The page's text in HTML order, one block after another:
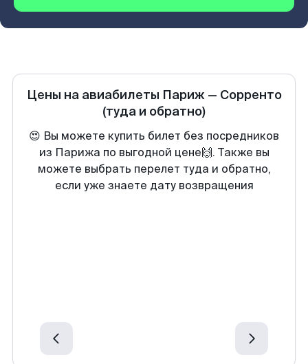
Цены на авиабилеты Париж— Сорренто
(туда и обратно)
😍 Вы можете купить билет без посредников
из Парижа по выгодной цене🙌. Также вы
можете выбрать перелет туда и обратно,
если уже знаете дату возвращения